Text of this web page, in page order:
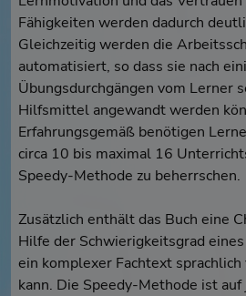
Fähigkeiten werden dadurch
Gleichzeitig werden die
automatisiert, so dass sie nach
Übungsdurchgängen vom Lerner
Hilfsmittel angewandt werden
Erfahrungsgemäß benötigen
circa 10 bis maximal 16
Speedy-Methode zu beherrschen.
Zusätzlich enthält das Buch eine
Hilfe der Schwierigkeitsgrad
ein komplexer Fachtext
kann. Die Speedy-Methode ist